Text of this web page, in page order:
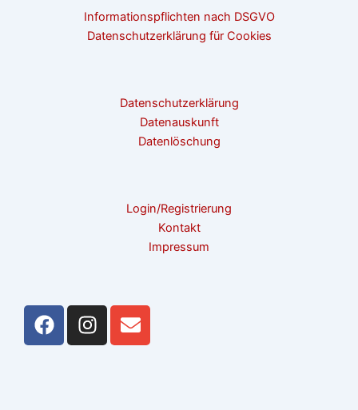
Informationspflichten nach DSGVO
Datenschutzerklärung für Cookies
Datenschutzerklärung
Datenauskunft
Datenlöschung
Login/Registrierung
Kontakt
Impressum
F
a
I
n
E
n